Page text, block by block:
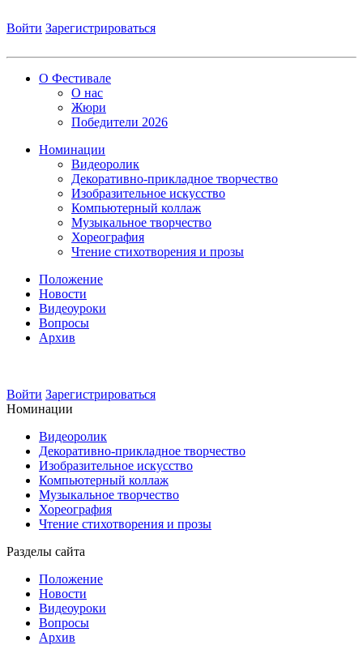
Войти Зарегистрироваться
О Фестивале
О нас
Жюри
Победители 2026
Номинации
Видеоролик
Декоративно-прикладное творчество
Изобразительное искусство
Компьютерный коллаж
Музыкальное творчество
Хореография
Чтение стихотворения и прозы
Положение
Новости
Видеоуроки
Вопросы
Архив
Войти Зарегистрироваться
Номинации
Видеоролик
Декоративно-прикладное творчество
Изобразительное искусство
Компьютерный коллаж
Музыкальное творчество
Хореография
Чтение стихотворения и прозы
Разделы сайта
Положение
Новости
Видеоуроки
Вопросы
Архив